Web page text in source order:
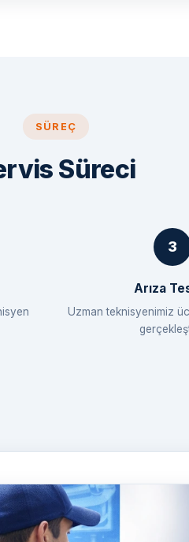
SÜREÇ
Süreci
Arıza
Uzman teknisyenimiz